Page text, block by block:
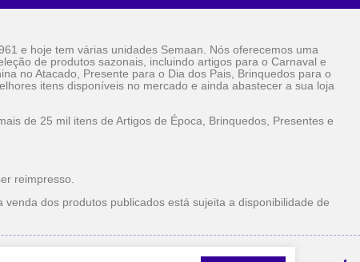
e hoje tem várias unidades Semaan. Nós oferecemos uma
de produtos sazonais, incluindo artigos para o Carnaval e
no Atacado, Presente para o Dia dos Pais, Brinquedos para o
itens disponíveis no mercado e ainda abastecer a sua loja
de 25 mil itens de Artigos de Época, Brinquedos, Presentes e
reimpresso.
dos produtos publicados está sujeita a disponibilidade de